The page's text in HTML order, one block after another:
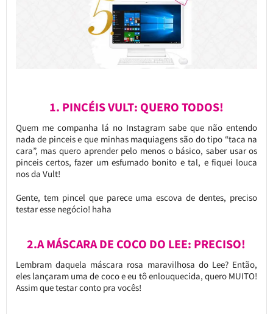
1. PINCÉIS VULT: QUERO TODOS!
Quem me companha lá no Instagram sabe que não entendo
nada de pinceis e que minhas maquiagens são do tipo “taca na
cara”, mas quero aprender pelo menos o básico, saber usar os
pinceis certos, fazer um esfumado bonito e tal, e fiquei louca
nos da Vult!
Gente, tem pincel que parece uma escova de dentes, preciso
testar esse negócio! haha
2.A MÁSCARA DE COCO DO LEE: PRECISO!
Lembram daquela máscara rosa maravilhosa do Lee? Então,
eles lançaram uma de coco e eu tô enlouquecida, quero MUITO!
Assim que testar conto pra vocês!